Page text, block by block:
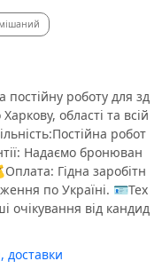
постійну роботу для зд
області та всій
робот
Надаємо бронюван
Гідна заробітн
по Україні. 🪪​Тех
очікування від кандид
доставки